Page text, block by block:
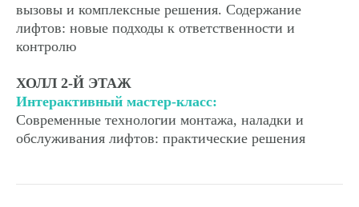
вызовы и комплексные решения. Содержание
лифтов: новые подходы к ответственности и
контролю
ХОЛЛ 2-Й ЭТАЖ
Интерактивный мастер-класс:
Современные технологии монтажа, наладки и
обслуживания лифтов: практические решения